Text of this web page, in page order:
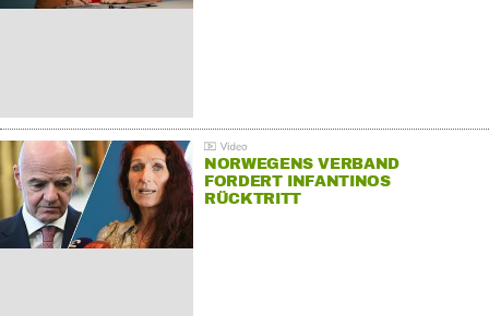
NORWEGENS VERBAND
FORDERT INFANTINOS
RÜCKTRITT